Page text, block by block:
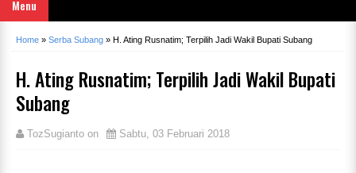
Menu
Home » Serba Subang » H. Ating Rusnatim; Terpilih Jadi Wakil Bupati Subang
H. Ating Rusnatim; Terpilih Jadi Wakil Bupati
Subang
TozSugianto on Sabtu, 03 Februari 2018